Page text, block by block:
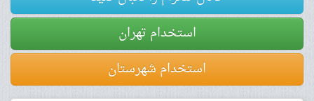
استخدام تهران
استخدام شهرستان